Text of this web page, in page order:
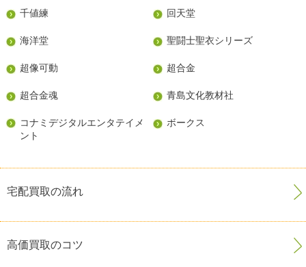
千値練 回天堂
海洋堂 聖闘士聖衣シリーズ
超像可動 超合金
超合金魂 青島文化教材社
コナミデジタルエンタテイメ
ント
ボークス
宅配買取の流れ
高価買取のコツ